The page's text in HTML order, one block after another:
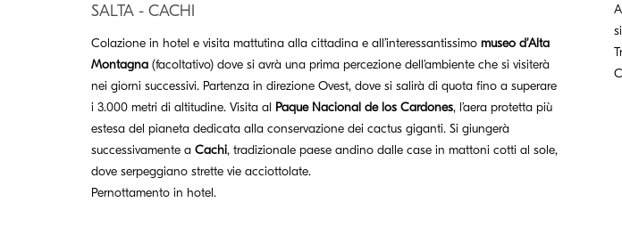
SALTA - CACHI
Colazione in hotel e visita mattutina alla cittadina e all’interessantissimo museo d’Alta
Montagna (facoltativo) dove si avrà una prima percezione dell’ambiente che si visiterà
nei giorni successivi. Partenza in direzione Ovest, dove si salirà di quota fino a superare
i 3.000 metri di altitudine. Visita al Paque Nacional de los Cardones, l’aera protetta più
estesa del pianeta dedicata alla conservazione dei cactus giganti. Si giungerà
successivamente a Cachi, tradizionale paese andino dalle case in mattoni cotti al sole,
dove serpeggiano strette vie acciottolate.
Pernottamento in hotel.